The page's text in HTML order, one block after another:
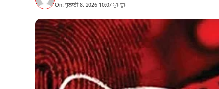
On: ਜੁਲਾਈ 8, 2026 10:07 ਪੂਃ ਦੁਃ